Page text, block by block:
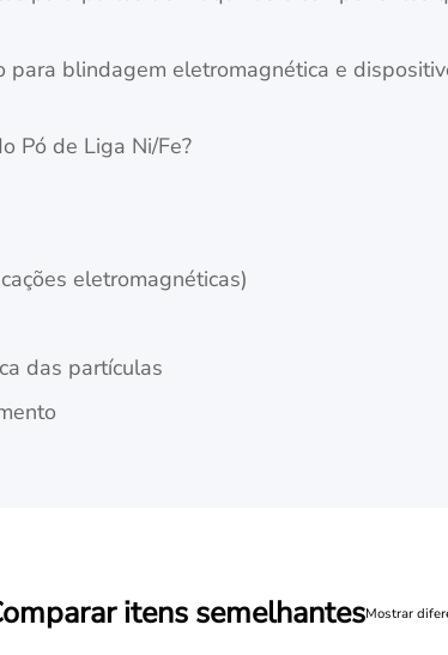
blindagem eletromagnética e
Pó de Liga Ni/Fe?
eletromagnéticas)
das partículas
itens semelhantesMostrar